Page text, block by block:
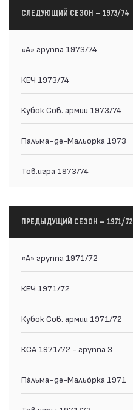
СЛЕДУЮЩИЙ СЕЗОН — 1973/74
«А» группа 1973/74
КЕЧ 1973/74
Кубок Сов. армии 1973/74
Пальма-де-Мальорка 1973
Тов.игра 1973/74
ПРЕДЫДУЩИЙ СЕЗОН — 1971/72
«А» группа 1971/72
КЕЧ 1971/72
Кубок Сов. армии 1971/72
КСА 1971/72 - группа 3
Па́льма-де-Мальо́рка 1971